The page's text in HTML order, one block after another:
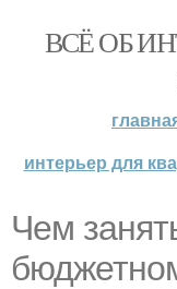
ВСЁ ОБ
интерьер для
Чем